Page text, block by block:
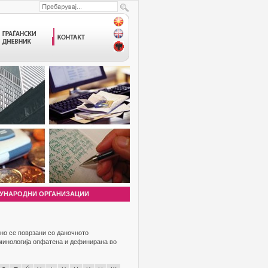
ОРГАНИЗАЦИИ
се поврзани со даночното
опфатена и дефинирана во